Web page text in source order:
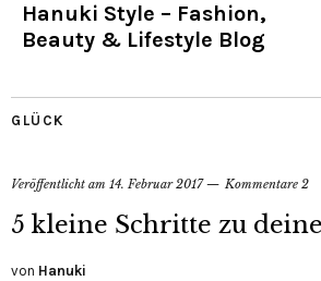
Hanuki Style – Fashion,
Beauty & Lifestyle Blog
GLÜCK
Veröffentlicht am 14. Februar 2017 Kommentare 2
5 kleine Schritte zu
von Hanuki